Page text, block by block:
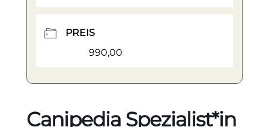
PREIS
990,00
Canipedia Spezialist*in